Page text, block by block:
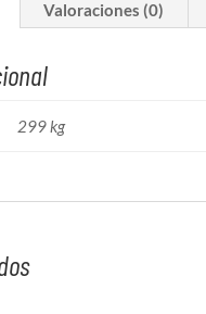
Valoraciones (0)
299 kg